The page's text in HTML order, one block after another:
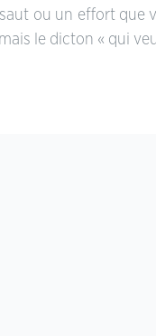
saut ou un effort
le dicton « qui